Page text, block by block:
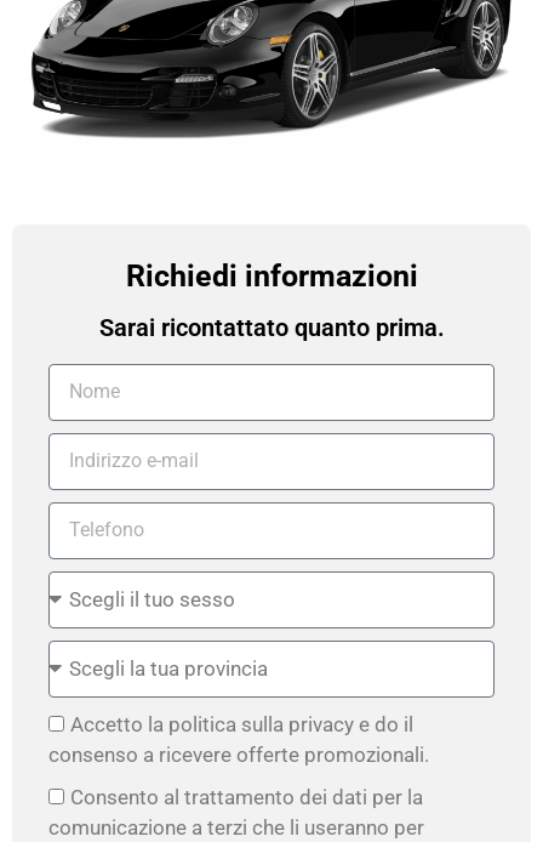
Richiedi informazioni
Sarai ricontattato quanto prima.
Accetto la politica sulla privacy e do il
consenso a ricevere offerte promozionali.
Consento al trattamento dei dati per la
comunicazione a terzi che li useranno per